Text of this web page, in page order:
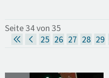
Seite 34 von 35
25 26 27 28 29